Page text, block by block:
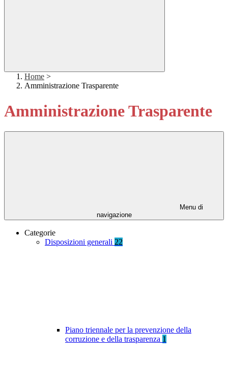
Home >
Amministrazione Trasparente
Amministrazione Trasparente
Menu di
navigazione
Categorie
Disposizioni generali 22
Piano triennale per la prevenzione della
corruzione e della trasparenza 1